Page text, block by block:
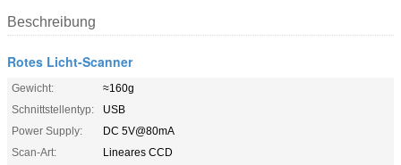
Beschreibung
Rotes Licht-Scanner
Gewicht:
≈160g
Schnittstellentyp:
USB
Power Supply:
DC 5V@80mA
Scan-Art:
Lineares CCD